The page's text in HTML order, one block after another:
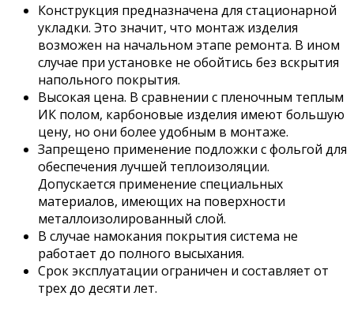
Конструкция предназначена для стационарной
укладки. Это значит, что монтаж изделия
возможен на начальном этапе ремонта. В ином
случае при установке не обойтись без вскрытия
напольного покрытия.
Высокая цена. В сравнении с пленочным теплым
ИК полом, карбоновые изделия имеют большую
цену, но они более удобным в монтаже.
Запрещено применение подложки с фольгой для
обеспечения лучшей теплоизоляции.
Допускается применение специальных
материалов, имеющих на поверхности
металлоизолированный слой.
В случае намокания покрытия система не
работает до полного высыхания.
Срок эксплуатации ограничен и составляет от
трех до десяти лет.